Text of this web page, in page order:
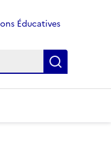
Éducatives